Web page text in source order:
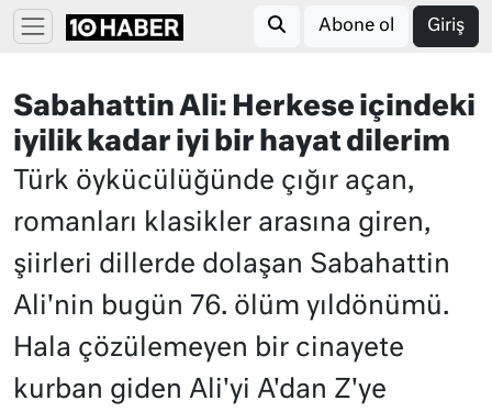
Abone ol Giriş
Sabahattin Ali: Herkese içindeki
iyilik kadar iyi bir hayat dilerim
Türk öykücülüğünde çığır açan,
romanları klasikler arasına giren,
şiirleri dillerde dolaşan Sabahattin
Ali'nin bugün 76. ölüm yıldönümü.
Hala çözülemeyen bir cinayete
kurban giden Ali'yi A'dan Z'ye